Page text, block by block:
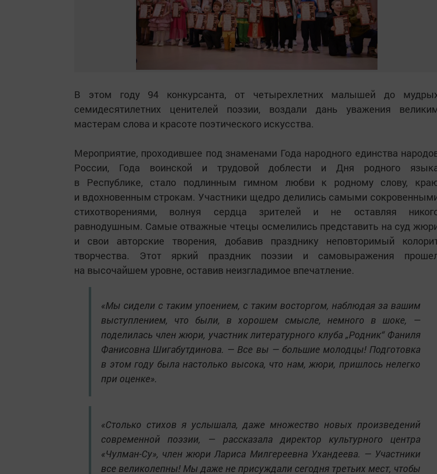
В этом году 94 конкурсанта, от четырехлетних малышей до
семидесятилетних ценителей поэзии, воздали дань уважения
мастерам слова и красоте поэтического искусства.
Мероприятие, проходившее под знаменами Года народного единства
России, Года воинской и трудовой доблести и Дня родного
в Республике, стало подлинным гимном любви к родному слову,
и вдохновенным строкам. Участники щедро делились самыми
стихотворениями, волнуя сердца зрителей и не оставляя
равнодушным. Самые отважные чтецы осмелились представить на суд
и свои авторские творения, добавив празднику неповторимый
творчества. Этот яркий праздник поэзии и самовыражения
на высочайшем уровне, оставив неизгладимое впечатление.
«Мы сидели с таким упоением, с таким восторгом, наблюдая за вашим
выступлением, что были, в хорошем смысле, немного в шоке, —
поделилась член жюри, участник литературного клуба „Родник“ Фаниля
Фанисовна Шигабутдинова. — Все вы — большие молодцы! Подготовка
в этом году была настолько высока, что нам, жюри, пришлось нелегко
при оценке».
«Столько стихов я услышала, даже множество новых произведений
современной поэзии, — рассказала директор культурного центра
«Чулман-Су», член жюри Лариса Милгереевна Ухандеева. — Участники
все великолепны! Мы даже не присуждали сегодня третьих мест, чтобы